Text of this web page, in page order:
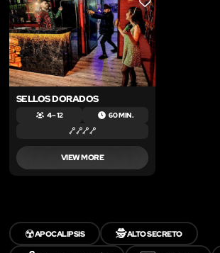
LIKE
SELLOS DORADOS
4 – 12 60 MIN.
VIEW MORE
☢️APOCALIPSIS 🕵️ALTO SECRETO